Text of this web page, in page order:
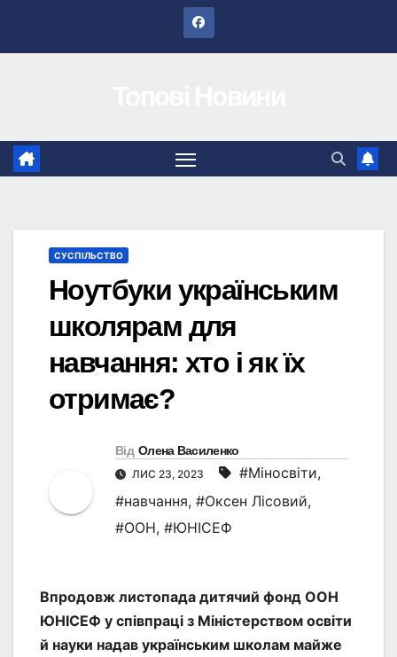
СУСПІЛЬСТВО
Ноутбуки українським
школярам для
навчання: хто і як їх
отримає?
Від Олена Василенко
ЛИС 23, 2023 #Міносвіти,
#навчання, #Оксен Лісовий,
#ООН, #ЮНІСЕФ
Впродовж листопада дитячий фонд ООН
ЮНІСЕФ у співпраці з Міністерством освіти
й науки надав українським школам майже